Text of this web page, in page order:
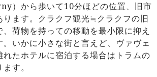
）から歩いて10分ほどの位置、旧市
ります。クラクフ観光≒クラクフの旧
荷物を持っての移動を最小限に抑え
。いかに小さな街と言えど、ヴァヴェ
れたホテルに宿泊する場合はトラムの
す。